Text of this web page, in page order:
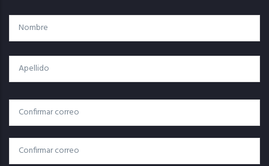
Nombre
Apellido
Correo
Electrónico
Correo Electrónico
Confirmar Correo